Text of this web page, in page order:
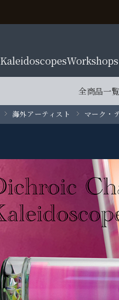
KaleidoscopesWorkshops
全商品一覧
海外アーティスト マーク・